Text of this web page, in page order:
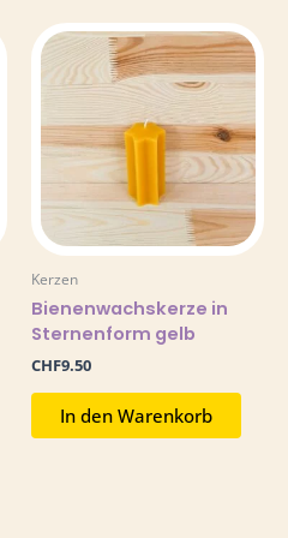
Kerzen
Bienenwachskerze in
Sternenform gelb
CHF9.50
In den Warenkorb